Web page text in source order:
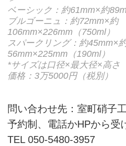
ベーシック：約61mm×約
ブルゴーニュ：約72mm×約
106mm×226mm（750ml）
スパークリング：約45mm×
56mm×225mm（190ml）
*サイズは口径×最大径×高さ
価格：3万5000円（税別）
問い合わせ先：室町硝子
予約制、電話かHPから受
TEL 050-5480-3957